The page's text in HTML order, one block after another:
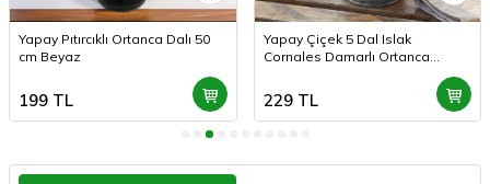
Yapay Pıtırcıklı Ortanca Dalı 50
cm Beyaz
199 TL
Yapay Çiçek 5 Dal Islak
Cornales Damarlı Ortanca
229TL